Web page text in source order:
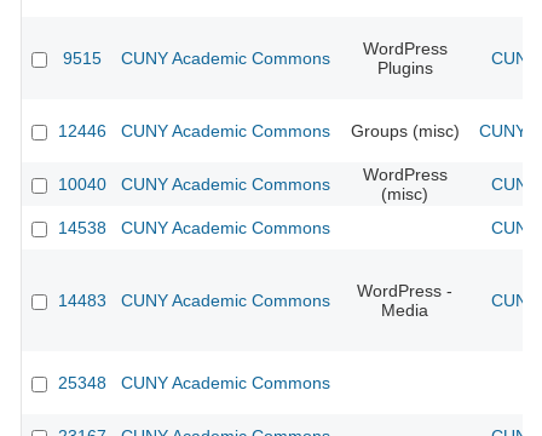
9515 CUNY Academic Commons
WordPress
Plugins
12446 CUNY Academic Commons Groups (misc) CUNY
10040 CUNY Academic Commons
WordPress
(misc)
14538 CUNY Academic Commons
14483 CUNY Academic Commons
WordPress -
Media
25348 CUNY Academic Commons